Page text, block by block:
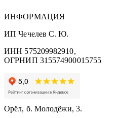
ИНФОРМАЦИЯ
ИП Чечелев С. Ю.
ИНН 575209982910,
ОГРНИП 315574900015755
Орёл, б. Молодёжи, 3.